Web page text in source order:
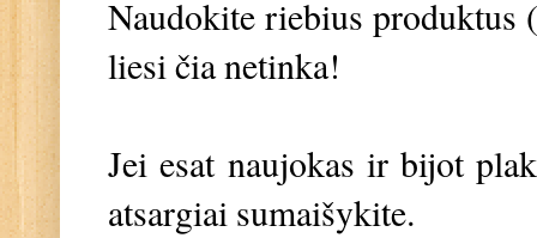
Naudokite riebius produktus
liesi čia netinka!
Jei esat naujokas ir bijot
atsargiai sumaišykite.